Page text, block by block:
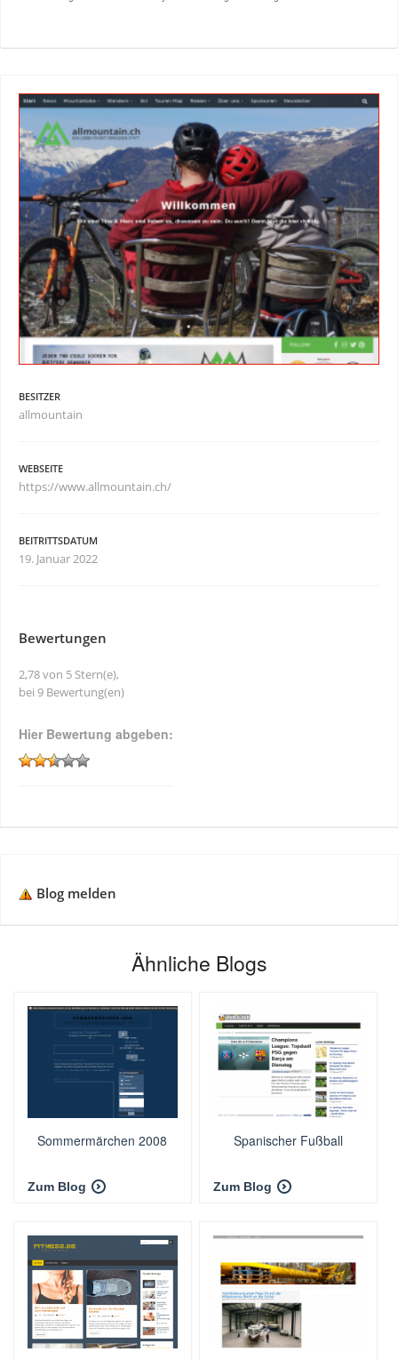
BESITZER
allmountain
WEBSEITE
https://www.allmountain.ch/
BEITRITTSDATUM
19. Januar 2022
Bewertungen
2,78 von 5 Stern(e),
bei 9 Bewertung(en)
Hier Bewertung abgeben:
Blog melden
Ähnliche Blogs
Sommermärchen 2008
Zum Blog
Spanischer Fußball
Zum Blog